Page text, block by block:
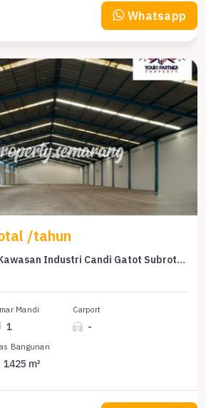
Whatsapp
/tahun
Gudang Siap Pakai Kawasan Industri Candi Gatot Subroto Semarang
Mandi
1
Carport
-
Bangunan
1425 m²